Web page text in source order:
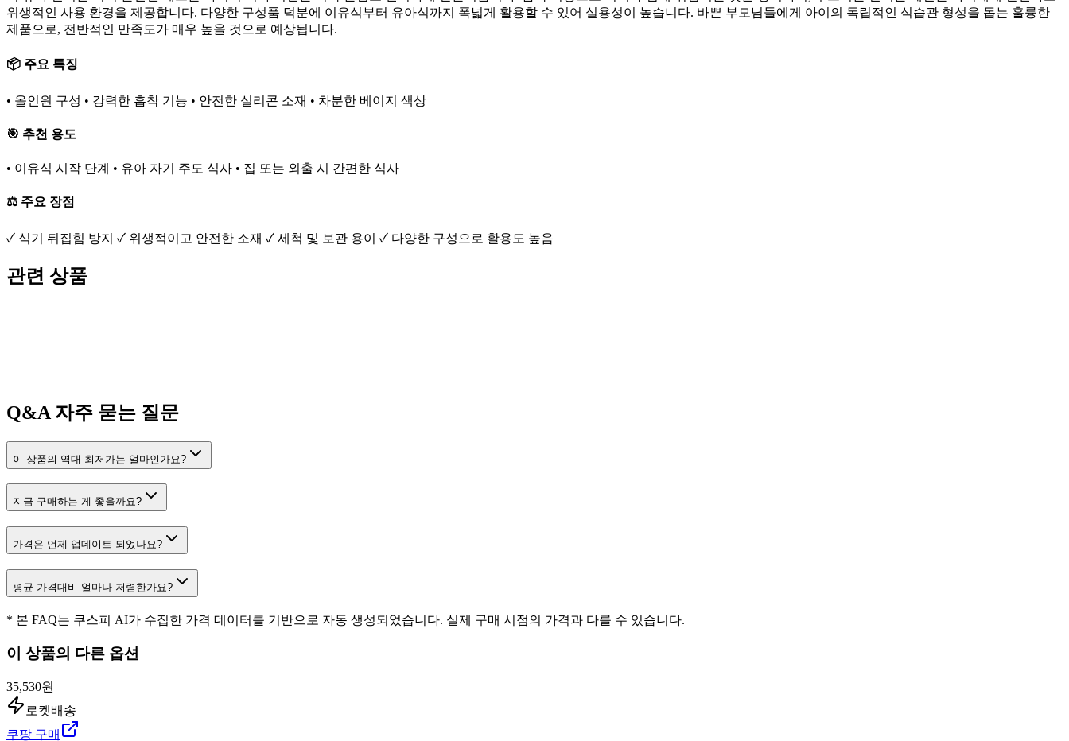
위생적인 사용 환경을 제공합니다. 다양한 구성품 덕분에 이유식부터 유아식까지 폭넓게 활용할 수 있어 실용성이 높습니다. 바쁜 부모님들에게 아이의 독립적인 식습관 형성을 돕는 훌륭한
제품으로, 전반적인 만족도가 매우 높을 것으로 예상됩니다.
📦 주요 특징
• 올인원 구성 • 강력한 흡착 기능 • 안전한 실리콘 소재 • 차분한 베이지 색상
🎯 추천 용도
• 이유식 시작 단계 • 유아 자기 주도 식사 • 집 또는 외출 시 간편한 식사
⚖️ 주요 장점
✓ 식기 뒤집힘 방지 ✓ 위생적이고 안전한 소재 ✓ 세척 및 보관 용이 ✓ 다양한 구성으로 활용도 높음
관련 상품
Q&A 자주 묻는 질문
이 상품의 역대 최저가는 얼마인가요?
지금 구매하는 게 좋을까요?
가격은 언제 업데이트 되었나요?
평균 가격대비 얼마나 저렴한가요?
* 본 FAQ는 쿠스피 AI가 수집한 가격 데이터를 기반으로 자동 생성되었습니다. 실제 구매 시점의 가격과 다를 수 있습니다.
이 상품의 다른 옵션
35,530원
로켓배송
쿠팡 구매